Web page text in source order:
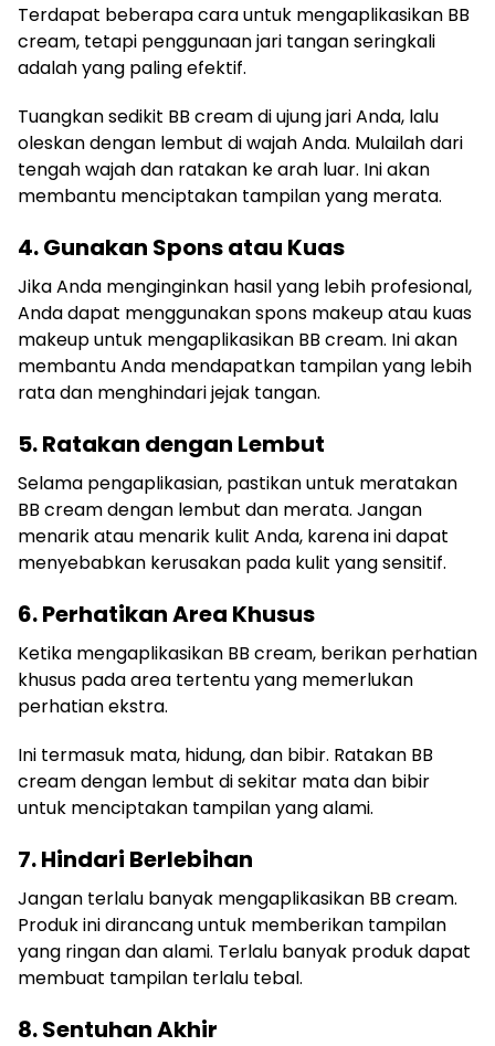
Terdapat beberapa cara untuk mengaplikasikan BB
cream, tetapi penggunaan jari tangan seringkali
adalah yang paling efektif.
Tuangkan sedikit BB cream di ujung jari Anda, lalu
oleskan dengan lembut di wajah Anda. Mulailah dari
tengah wajah dan ratakan ke arah luar. Ini akan
membantu menciptakan tampilan yang merata.
4. Gunakan Spons atau Kuas
Jika Anda menginginkan hasil yang lebih profesional,
Anda dapat menggunakan spons makeup atau kuas
makeup untuk mengaplikasikan BB cream. Ini akan
membantu Anda mendapatkan tampilan yang lebih
rata dan menghindari jejak tangan.
5. Ratakan dengan Lembut
Selama pengaplikasian, pastikan untuk meratakan
BB cream dengan lembut dan merata. Jangan
menarik atau menarik kulit Anda, karena ini dapat
menyebabkan kerusakan pada kulit yang sensitif.
6. Perhatikan Area Khusus
Ketika mengaplikasikan BB cream, berikan perhatian
khusus pada area tertentu yang memerlukan
perhatian ekstra.
Ini termasuk mata, hidung, dan bibir. Ratakan BB
cream dengan lembut di sekitar mata dan bibir
untuk menciptakan tampilan yang alami.
7. Hindari Berlebihan
Jangan terlalu banyak mengaplikasikan BB cream.
Produk ini dirancang untuk memberikan tampilan
yang ringan dan alami. Terlalu banyak produk dapat
membuat tampilan terlalu tebal.
8. Sentuhan Akhir